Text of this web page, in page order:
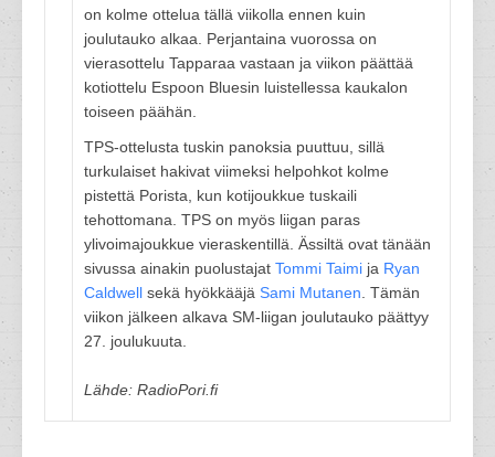
on kolme ottelua tällä viikolla ennen kuin
joulutauko alkaa. Perjantaina vuorossa on
vierasottelu Tapparaa vastaan ja viikon päättää
kotiottelu Espoon Bluesin luistellessa kaukalon
toiseen päähän.
TPS-ottelusta tuskin panoksia puuttuu, sillä
turkulaiset hakivat viimeksi helpohkot kolme
pistettä Porista, kun kotijoukkue tuskaili
tehottomana. TPS on myös liigan paras
ylivoimajoukkue vieraskentillä. Ässiltä ovat tänään
sivussa ainakin puolustajat Tommi Taimi ja Ryan
Caldwell sekä hyökkääjä Sami Mutanen . Tämän
viikon jälkeen alkava SM-liigan joulutauko päättyy
27. joulukuuta.
Lähde: RadioPori.fi